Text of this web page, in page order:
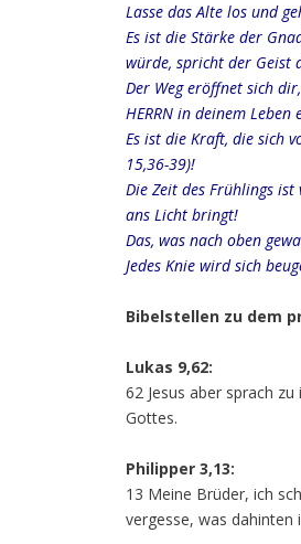
Lasse das Alte los und
Es ist die Stärke der
würde, spricht der Geist
Der Weg eröffnet sich
HERRN in deinem Leben
Es ist die Kraft, die sich
15,36-39)!
Die Zeit des Frühlings
ans Licht bringt!
Das, was nach oben
Jedes Knie wird sich
Bibelstellen zu dem
Lukas 9,62:
62 Jesus aber sprach
Gottes.
Philipper 3,13:
13 Meine Brüder, ich
vergesse, was dahinten